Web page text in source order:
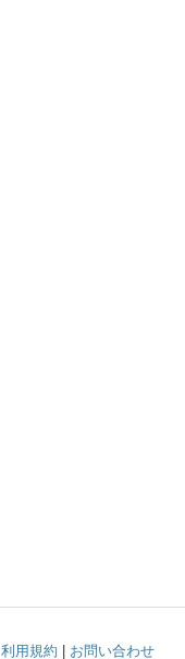
利用規約 お問い合わせ